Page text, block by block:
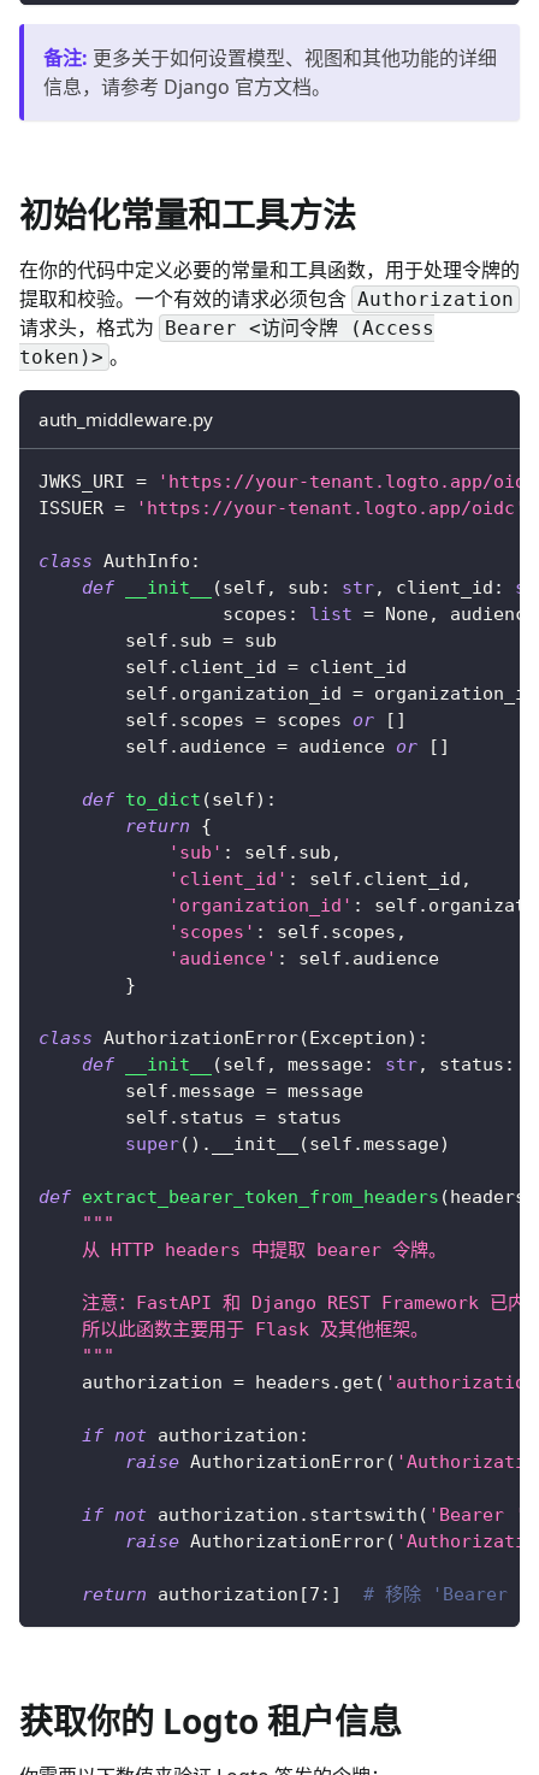
备注: 更多关于如何设置模型、视图和其他功能的详细
信息，请参考 Django 官方文档。
初始化常量和工具方法
在你的代码中定义必要的常量和工具函数，用于处理令牌的
提取和校验。一个有效的请求必须包含 Authorization
请求头，格式为
Bearer <访问令牌 (Access
token)> 。
auth_middleware.py
JWKS_URI =
'https://your-tenant.logto.app/
ISSUER = 'https://your-tenant.logto.app/oidc'
class AuthInfo :
def
__init__ (self , sub : str, client_id :
                 scopes
: list = None, audience
        self
. sub = sub
        self
. client_id = client_id
        self
. organization_id = organization_id
        self
. scopes = scopes or [ ]
        self
. audience = audience or [ ]
def to_dict (self) :
return
{
'sub' : self . sub ,
'client_id' : self . client_id ,
'organization_id' : self .
'scopes' : self . scopes ,
'audience' : self . audience
}
class AuthorizationError(Exception) :
def
__init__ (self , message: str, status :
        self
.message = message
        self
. status = status
super( ) . __init__ (self .message)
def extract_bearer_token_from_headers (headers
"""
    从 HTTP headers 中提取 bearer 令牌。
注意：FastAPI 和 Django REST Framework 已内置
    所以此函数主要用于 Flask 及其他框架。
    """
    authorization
= headers . get (
if not authorization :
raise AuthorizationError(
if not authorization . startswith ( 'Bearer '
raise AuthorizationError(
return authorization [7 : ] # 移除 'Bearer '
获取你的 Logto 租户信息